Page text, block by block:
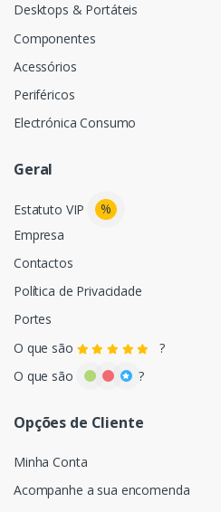
Desktops & Portáteis
Componentes
Acessórios
Periféricos
Electrónica Consumo
Geral
Estatuto VIP
%
Empresa
Contactos
Política de Privacidade
Portes
O que são
?
O que são
?
Opções de Cliente
Minha Conta
Acompanhe a sua encomenda